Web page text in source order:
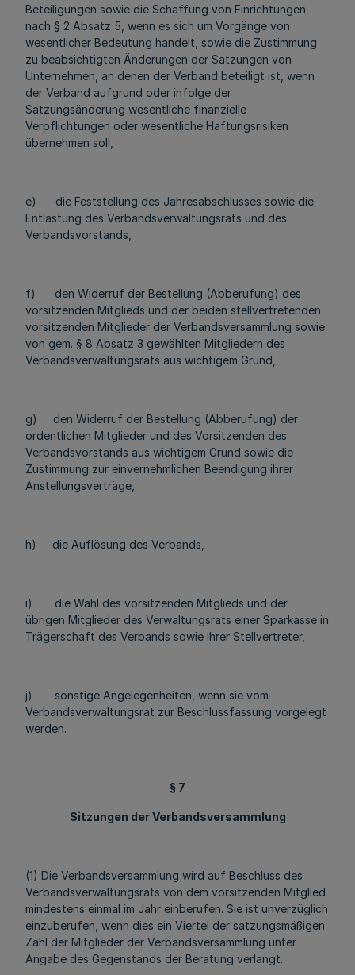
Beteiligungen sowie die Schaffung von Einrichtungen
nach § 2 Absatz 5, wenn es sich um Vorgänge von
wesentlicher Bedeutung handelt, sowie die Zustimmung
zu beabsichtigten Änderungen der Satzungen von
Unternehmen, an denen der Verband beteiligt ist, wenn
der Verband aufgrund oder infolge der
Satzungsänderung wesentliche finanzielle
Verpflichtungen oder wesentliche Haftungsrisiken
übernehmen soll,
e) die Feststellung des Jahresabschlusses sowie die
Entlastung des Verbandsverwaltungsrats und des
Verbandsvorstands,
f) den Widerruf der Bestellung (Abberufung) des
vorsitzenden Mitglieds und der beiden stellvertretenden
vorsitzenden Mitglieder der Verbandsversammlung sowie
von gem. § 8 Absatz 3 gewählten Mitgliedern des
Verbandsverwaltungsrats aus wichtigem Grund,
g) den Widerruf der Bestellung (Abberufung) der
ordentlichen Mitglieder und des Vorsitzenden des
Verbandsvorstands aus wichtigem Grund sowie die
Zustimmung zur einvernehmlichen Beendigung ihrer
Anstellungsverträge,
h) die Auflösung des Verbands,
i) die Wahl des vorsitzenden Mitglieds und der
übrigen Mitglieder des Verwaltungsrats einer Sparkasse in
Trägerschaft des Verbands sowie ihrer Stellvertreter,
j) sonstige Angelegenheiten, wenn sie vom
Verbandsverwaltungsrat zur Beschlussfassung vorgelegt
werden.
§ 7
Sitzungen der Verbandsversammlung
(1) Die Verbandsversammlung wird auf Beschluss des
Verbandsverwaltungsrats von dem vorsitzenden Mitglied
mindestens einmal im Jahr einberufen. Sie ist unverzüglich
einzuberufen, wenn dies ein Viertel der satzungsmäßigen
Zahl der Mitglieder der Verbandsversammlung unter
Angabe des Gegenstands der Beratung verlangt.